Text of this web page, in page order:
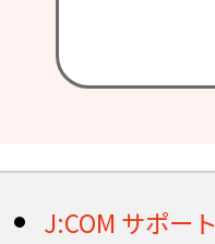
J:COM サポート